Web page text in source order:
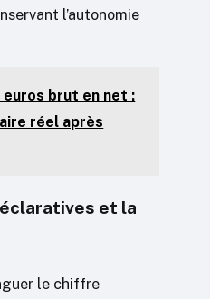
l’autonomie
brut en net :
réel après
et la
le chiffre